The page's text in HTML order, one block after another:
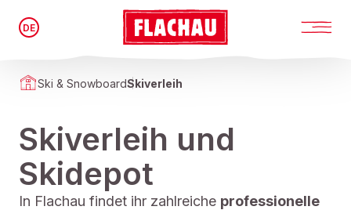
DE
Ski & SnowboardSkiverleih
Skiverleih und
Skidepot
In Flachau findet ihr zahlreiche professionelle